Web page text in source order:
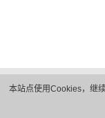
本站点使用Cookies，继